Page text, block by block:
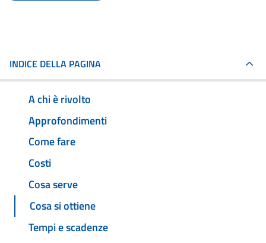
INDICE DELLA PAGINA
A chi è rivolto
Approfondimenti
Come fare
Costi
Cosa serve
Cosa si ottiene
Tempi e scadenze